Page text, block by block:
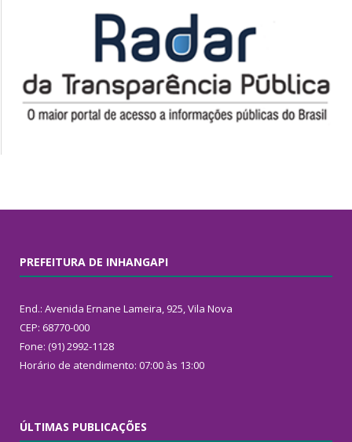
PREFEITURA DE INHANGAPI
End.: Avenida Ernane Lameira, 925, Vila Nova
CEP: 68770-000
Fone: (91) 2992-1128
Horário de atendimento: 07:00 às 13:00
ÚLTIMAS PUBLICAÇÕES